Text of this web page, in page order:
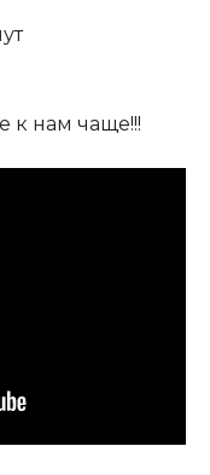
к нам чаще!!!